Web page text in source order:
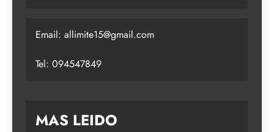
Email: allimite15@gmail.com
Tel: 094547849
MAS LEIDO